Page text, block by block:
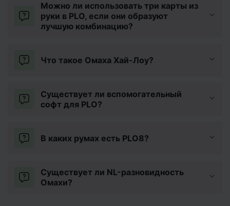
Можно ли использовать три карты из
руки в PLO, если они образуют
лучшую комбинацию?
Что такое Омаха Хай-Лоу?
Существует ли вспомогательный
софт для PLO?
В каких румах есть PLO8?
Существует ли NL-разновидность
Омахи?